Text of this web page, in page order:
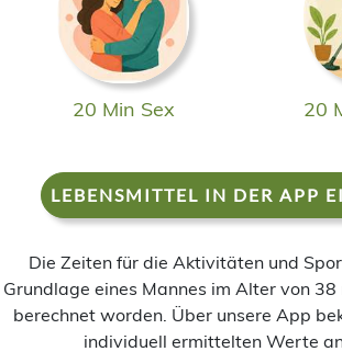
20 Min Sex 20
LEBENSMITTEL IN DER APP
Die Zeiten für die Aktivitäten und
Grundlage eines Mannes im Alter von
berechnet worden. Über unsere App
individuell ermittelten Werte